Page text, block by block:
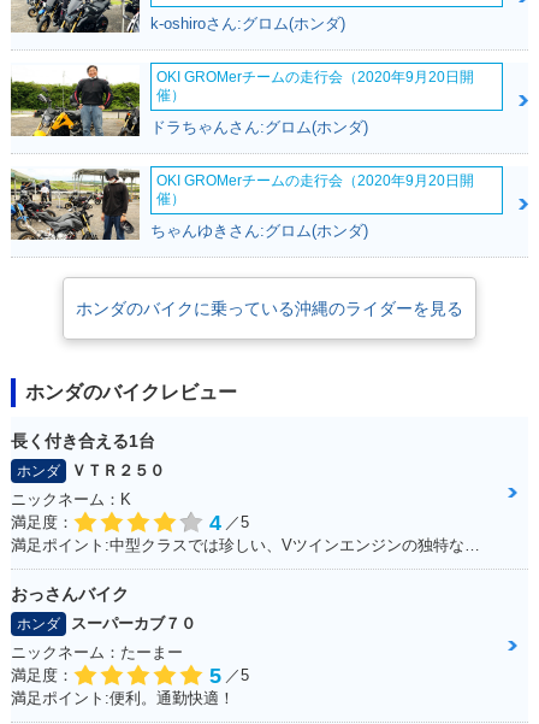
k-oshiroさん:グロム(ホンダ)
OKI GROMerチームの走行会（2020年9月20日開
催）
ドラちゃんさん:グロム(ホンダ)
OKI GROMerチームの走行会（2020年9月20日開
催）
ちゃんゆきさん:グロム(ホンダ)
ホンダのバイクに乗っている沖縄のライダーを見る
ホンダのバイクレビュー
長く付き合える1台
ホンダ
ＶＴＲ２５０
ニックネーム：K
満足度：
4 ／5
おっさんバイク
ホンダ
スーパーカブ７０
ニックネーム：たーまー
満足度：
5 ／5
満足ポイント:便利。通勤快適！